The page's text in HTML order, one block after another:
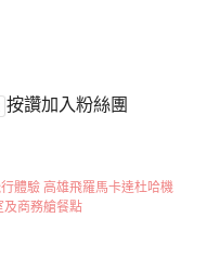
按讚加入粉絲團
體驗 高雄飛羅馬卡達杜哈機
商務艙餐點